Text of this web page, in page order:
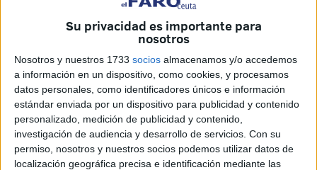
Su privacidad es importante para
nosotros
Nosotros y nuestros 1733 socios almacenamos y/o accedemos
a información en un dispositivo, como cookies, y procesamos
datos personales, como identificadores únicos e información
estándar enviada por un dispositivo para publicidad y contenido
personalizado, medición de publicidad y contenido,
investigación de audiencia y desarrollo de servicios. Con su
permiso, nosotros y nuestros socios podemos utilizar datos de
localización geográfica precisa e identificación mediante las
como el que se ha declarado en la zona del norte, en
Las imágenes se aprecian desde Ceuta. Varios lectores
han enviado imágenes a este periódico de esas escenas
que se aprecian desde varios puntos de nuestra ciudad.
El fuego está en la parte superior del monte
aprecia desde puntos como el Sarchal o el propio Príncipe,
entre otros.